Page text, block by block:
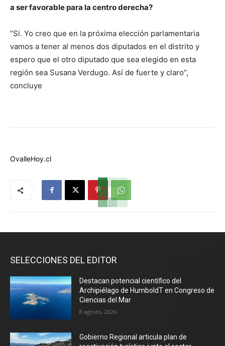
a ser favorable para la centro derecha?
“Si. Yo creo que en la próxima elección parlamentaria
vamos a tener al menos dos diputados en el distrito y
espero que el otro diputado que sea elegido en esta
región sea Susana Verdugo. Así de fuerte y claro”,
concluye
OvalleHoy.cl
SELECCIONES DEL EDITOR
Destacan potencial científico del
Archipiélago de HumboldT en Congreso de
Ciencias del Mar
8 agosto, 2026
Gobierno Regional articula plan de